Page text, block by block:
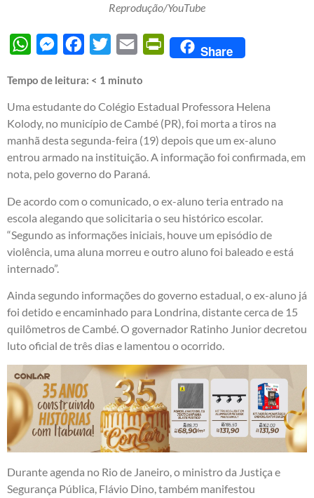
Reprodução/YouTube
WhatsAppMessengerFacebook
Twitter Email PrintFriendly
Share
Tempo de leitura: < 1 minuto
Uma estudante do Colégio Estadual Professora Helena
Kolody, no município de Cambé (PR), foi morta a tiros na
manhã desta segunda-feira (19) depois que um ex-aluno
entrou armado na instituição. A informação foi confirmada, em
nota, pelo governo do Paraná.
De acordo com o comunicado, o ex-aluno teria entrado na
escola alegando que solicitaria o seu histórico escolar.
“Segundo as informações iniciais, houve um episódio de
violência, uma aluna morreu e outro aluno foi baleado e está
internado”.
Ainda segundo informações do governo estadual, o ex-aluno já
foi detido e encaminhado para Londrina, distante cerca de 15
quilômetros de Cambé. O governador Ratinho Junior decretou
luto oficial de três dias e lamentou o ocorrido.
Durante agenda no Rio de Janeiro, o ministro da Justiça e
Segurança Pública, Flávio Dino, também manifestou